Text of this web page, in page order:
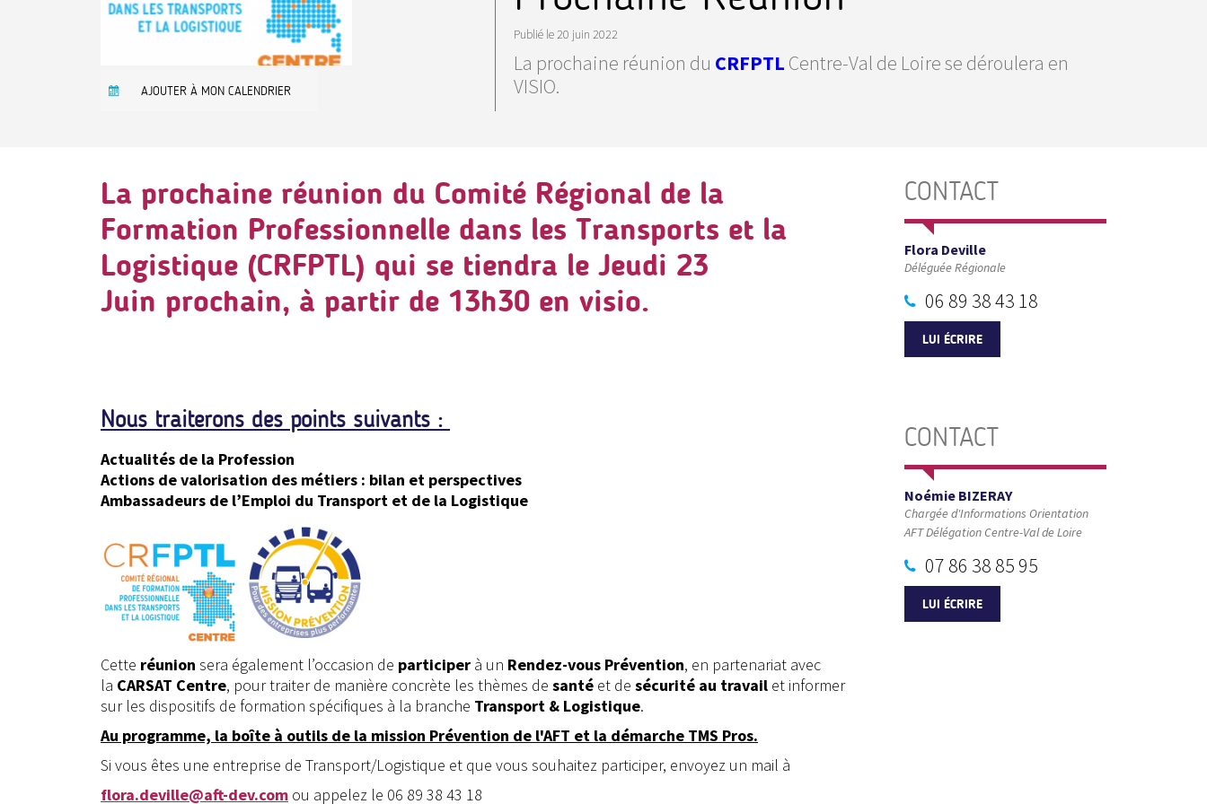
AJOUTER À MON CALENDRIER
Publié le 20 juin 2022
La prochaine réunion du CRFPTL Centre-Val de Loire se déroulera en
VISIO.
La prochaine réunion du Comité Régional de la
Formation Professionnelle dans les Transports et la
Logistique (CRFPTL) qui se tiendra le Jeudi 23
Juin prochain, à partir de 13h30 en visio.
Nous traiterons des points suivants :
Actualités de la Profession
Actions de valorisation des métiers : bilan et perspectives
Ambassadeurs de l’Emploi du Transport et de la Logistique
Cette réunion sera également l’occasion de participer à un Rendez-vous Prévention, en partenariat avec
la CARSAT Centre, pour traiter de manière concrète les thèmes de santé et de sécurité au travail et informer
sur les dispositifs de formation spécifiques à la branche Transport & Logistique.
Au programme, la boîte à outils de la mission Prévention de l'AFT et la démarche TMS Pros.
Si vous êtes une entreprise de Transport/Logistique et que vous souhaitez participer, envoyez un mail à
flora.deville@aft-dev.com ou appelez le 06 89 38 43 18
CONTACT
Flora Deville
Déléguée Régionale
06 89 38 43 18
LUI ÉCRIRE
CONTACT
Noémie BIZERAY
Chargée d'Informations Orientation
AFT Délégation Centre-Val de Loire
07 86 38 85 95
LUI ÉCRIRE